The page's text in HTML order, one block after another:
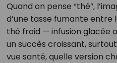
Quand on pense “thé”,
d’une tasse fumante entre
thé froid — infusion glacée
un succès croissant, surtout
vue santé, quelle version